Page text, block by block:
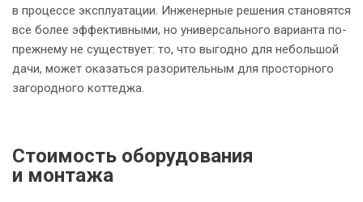
в процессе эксплуатации. Инженерные решения становятся
все более эффективными, но универсального варианта по-
прежнему не существует: то, что выгодно для небольшой
дачи, может оказаться разорительным для просторного
загородного коттеджа.
Стоимость оборудования
и монтажа